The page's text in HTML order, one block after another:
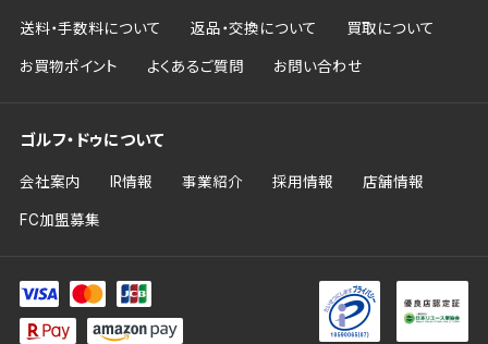
送料・手数料について 返品・交換について 買取について
お買物ポイント よくあるご質問 お問い合わせ
ゴルフ・ドゥについて
会社案内 IR情報 事業紹介 採用情報 店舗情報
FC加盟募集